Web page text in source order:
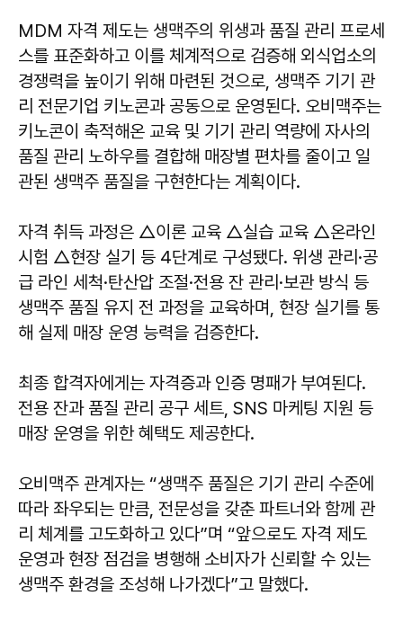
MDM 자격 제도는 생맥주의 위생과 품질 관리 프로세
스를 표준화하고 이를 체계적으로 검증해 외식업소의
경쟁력을 높이기 위해 마련된 것으로, 생맥주 기기 관
리 전문기업 키노콘과 공동으로 운영된다. 오비맥주는
키노콘이 축적해온 교육 및 기기 관리 역량에 자사의
품질 관리 노하우를 결합해 매장별 편차를 줄이고 일
관된 생맥주 품질을 구현한다는 계획이다.
자격 취득 과정은 △이론 교육 △실습 교육 △온라인
시험 △현장 실기 등 4단계로 구성됐다. 위생 관리·공
급 라인 세척·탄산압 조절·전용 잔 관리·보관 방식 등
생맥주 품질 유지 전 과정을 교육하며, 현장 실기를 통
해 실제 매장 운영 능력을 검증한다.
최종 합격자에게는 자격증과 인증 명패가 부여된다.
전용 잔과 품질 관리 공구 세트, SNS 마케팅 지원 등
매장 운영을 위한 혜택도 제공한다.
오비맥주 관계자는 “생맥주 품질은 기기 관리 수준에
따라 좌우되는 만큼, 전문성을 갖춘 파트너와 함께 관
리 체계를 고도화하고 있다”며 “앞으로도 자격 제도
운영과 현장 점검을 병행해 소비자가 신뢰할 수 있는
생맥주 환경을 조성해 나가겠다”고 말했다.